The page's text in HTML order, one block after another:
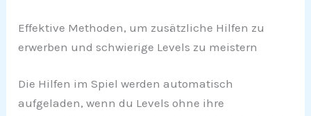
Effektive Methoden, um zusätzliche Hilfen zu
erwerben und schwierige Levels zu meistern
Die Hilfen im Spiel werden automatisch
aufgeladen, wenn du Levels ohne ihre